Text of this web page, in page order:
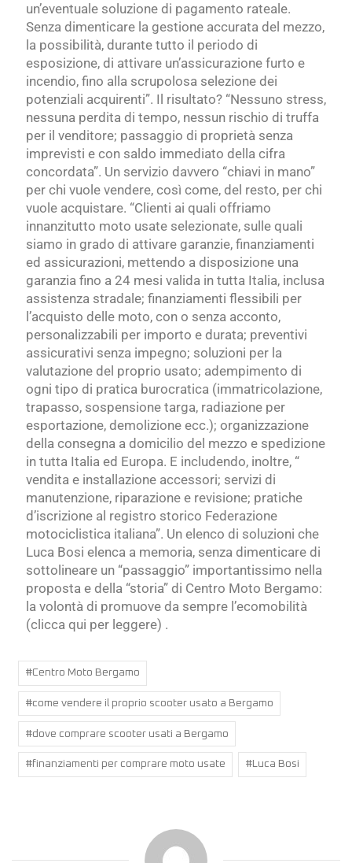
un’eventuale soluzione di pagamento rateale.
Senza dimenticare la gestione accurata del mezzo,
la possibilità, durante tutto il periodo di
esposizione, di attivare un’assicurazione furto e
incendio, fino alla scrupolosa selezione dei
potenziali acquirenti”. Il risultato? “Nessuno stress,
nessuna perdita di tempo, nessun rischio di truffa
per il venditore; passaggio di proprietà senza
imprevisti e con saldo immediato della cifra
concordata”. Un servizio davvero “chiavi in mano”
per chi vuole vendere, così come, del resto, per chi
vuole acquistare. “Clienti ai quali offriamo
innanzitutto moto usate selezionate, sulle quali
siamo in grado di attivare garanzie, finanziamenti
ed assicurazioni, mettendo a disposizione una
garanzia fino a 24 mesi valida in tutta Italia, inclusa
assistenza stradale; finanziamenti flessibili per
l’acquisto delle moto, con o senza acconto,
personalizzabili per importo e durata; preventivi
assicurativi senza impegno; soluzioni per la
valutazione del proprio usato; adempimento di
ogni tipo di pratica burocratica (immatricolazione,
trapasso, sospensione targa, radiazione per
esportazione, demolizione ecc.); organizzazione
della consegna a domicilio del mezzo e spedizione
in tutta Italia ed Europa. E includendo, inoltre, “
vendita e installazione accessori; servizi di
manutenzione, riparazione e revisione; pratiche
d’iscrizione al registro storico Federazione
motociclistica italiana”. Un elenco di soluzioni che
Luca Bosi elenca a memoria, senza dimenticare di
sottolineare un “passaggio” importantissimo nella
proposta e della “storia” di Centro Moto Bergamo:
la volontà di promuove da sempre l’ecomobilità
(clicca qui per leggere) .
#Centro Moto Bergamo
#come vendere il proprio scooter usato a Bergamo
#dove comprare scooter usati a Bergamo
#finanziamenti per comprare moto usate #Luca Bosi